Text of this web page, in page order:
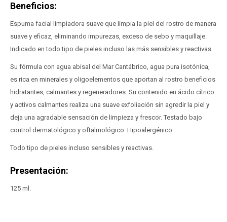
Beneficios:
Espuma facial limpiadora suave que limpia la piel del rostro de manera
suave y eficaz, eliminando impurezas, exceso de sebo y maquillaje.
Indicado en todo tipo de pieles incluso las más sensibles y reactivas.
Su fórmula con agua abisal del Mar Cantábrico, agua pura isotónica,
es rica en minerales y oligoelementos que aportan al rostro beneficios
hidratantes, calmantes y regeneradores. Su contenido en ácido cítrico
y activos calmantes realiza una suave exfoliación sin agredir la piel y
deja una agradable sensación de limpieza y frescor. Testado bajo
control dermatológico y oftalmológico. Hipoalergénico.
Todo tipo de pieles incluso sensibles y reactivas.
Presentación:
125 ml.